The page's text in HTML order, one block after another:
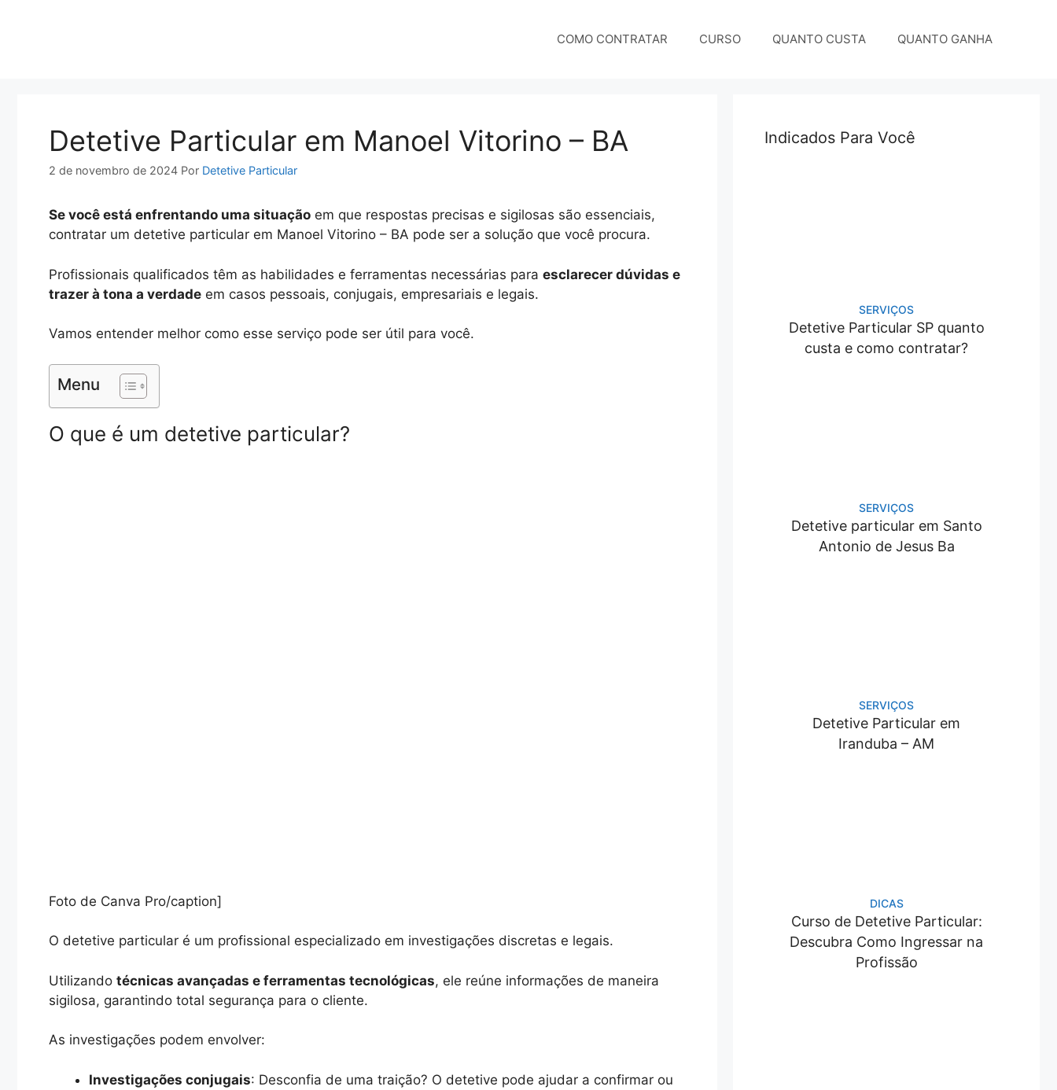
COMO CONTRATAR CURSO QUANTO CUSTA QUANTO GANHA
Detetive Particular em Manoel Vitorino – BA
2 de novembro de 2024 Por Detetive Particular
Se você está enfrentando uma situação em que respostas precisas e sigilosas são essenciais,
contratar um detetive particular em Manoel Vitorino – BA pode ser a solução que você procura.
Profissionais qualificados têm as habilidades e ferramentas necessárias para esclarecer dúvidas e
trazer à tona a verdade em casos pessoais, conjugais, empresariais e legais.
Vamos entender melhor como esse serviço pode ser útil para você.
Menu
O que é um detetive particular?
Foto de Canva Pro/caption]
O detetive particular é um profissional especializado em investigações discretas e legais.
Utilizando técnicas avançadas e ferramentas tecnológicas, ele reúne informações de maneira
sigilosa, garantindo total segurança para o cliente.
As investigações podem envolver:
Investigações conjugais: Desconfia de uma traição? O detetive pode ajudar a confirmar ou
Indicados Para Você
SERVIÇOS
Detetive Particular SP quanto
custa e como contratar?
SERVIÇOS
Detetive particular em Santo
Antonio de Jesus Ba
SERVIÇOS
Detetive Particular em
Iranduba – AM
DICAS
Curso de Detetive Particular:
Descubra Como Ingressar na
Profissão